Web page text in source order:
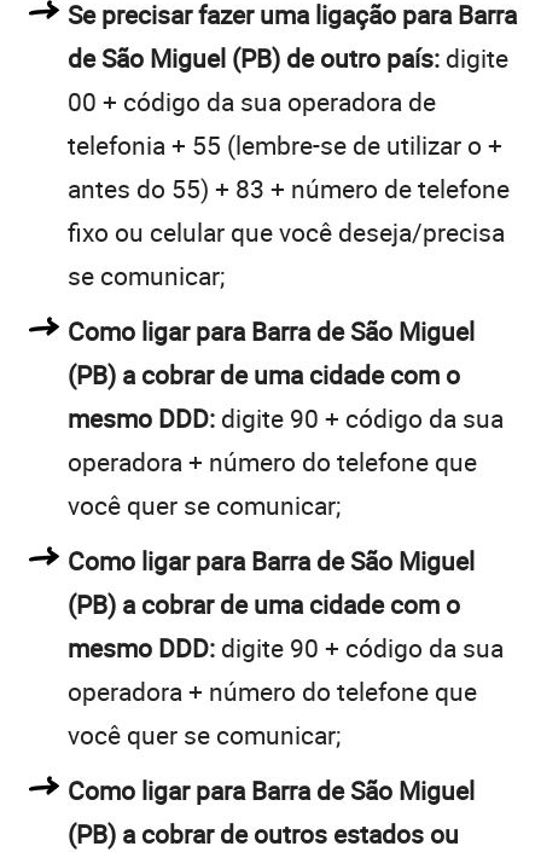
Se precisar fazer uma ligação para Barra
de São Miguel (PB) de outro país: digite
00 + código da sua operadora de
telefonia + 55 (lembre-se de utilizar o +
antes do 55) + 83 + número de telefone
fixo ou celular que você deseja/precisa
se comunicar;
Como ligar para Barra de São Miguel
(PB) a cobrar de uma cidade com o
mesmo DDD: digite 90 + código da sua
operadora + número do telefone que
você quer se comunicar;
Como ligar para Barra de São Miguel
(PB) a cobrar de uma cidade com o
mesmo DDD: digite 90 + código da sua
operadora + número do telefone que
você quer se comunicar;
Como ligar para Barra de São Miguel
(PB) a cobrar de outros estados ou